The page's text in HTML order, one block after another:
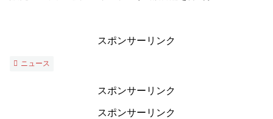
スポンサーリンク
ニュース
スポンサーリンク
スポンサーリンク